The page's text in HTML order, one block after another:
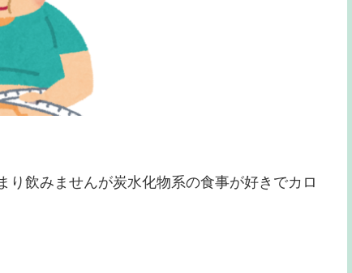
飲みませんが炭水化物系の食事が好きでカロ